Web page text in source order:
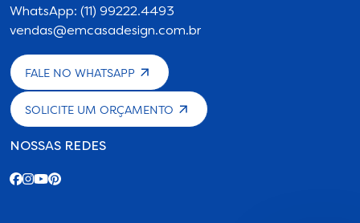
WhatsApp: (11) 99222.4493
vendas@emcasadesign.com.br
FALE NO WHATSAPP
SOLICITE UM ORÇAMENTO
NOSSAS REDES